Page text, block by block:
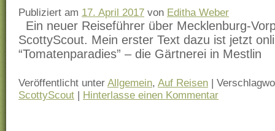
Publiziert am 17. April 2017 von Editha Weber
Ein neuer Reiseführer über Mecklenburg-
ScottyScout. Mein erster Text dazu ist jetzt
“Tomatenparadies” – die Gärtnerei in Mestlin
Veröffentlicht unter Allgemein, Auf Reisen |
ScottyScout | Hinterlasse einen Kommentar